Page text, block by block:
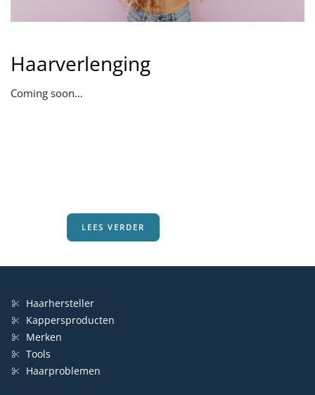
Haarverlenging
Coming soon…
LEES VERDER
Haarhersteller
Kappersproducten
Merken
Tools
Haarproblemen